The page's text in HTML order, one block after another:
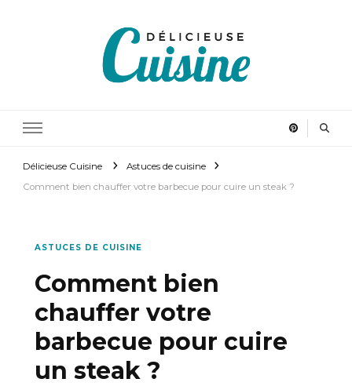
Délicieuse Cuisine
Astuces de cuisine
Comment bien chauffer votre barbecue pour cuire un steak ?
ASTUCES DE CUISINE
Comment bien
chauffer votre
barbecue pour cuire
un steak ?